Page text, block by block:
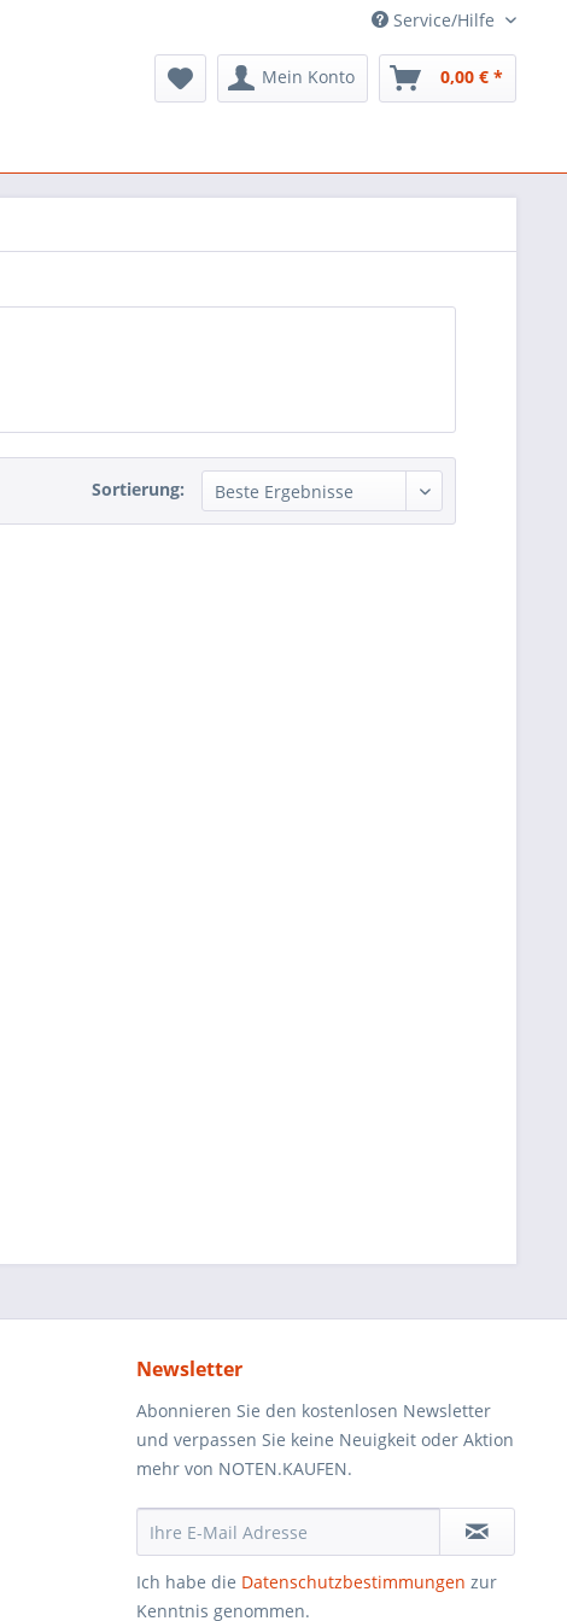
Service/Hilfe
Mein Konto 0,00 € *
Sortierung:
Newsletter
Abonnieren Sie den kostenlosen Newsletter
und verpassen Sie keine Neuigkeit oder Aktion
mehr von NOTEN.KAUFEN.
Ich habe die Datenschutzbestimmungen zur
Kenntnis genommen.